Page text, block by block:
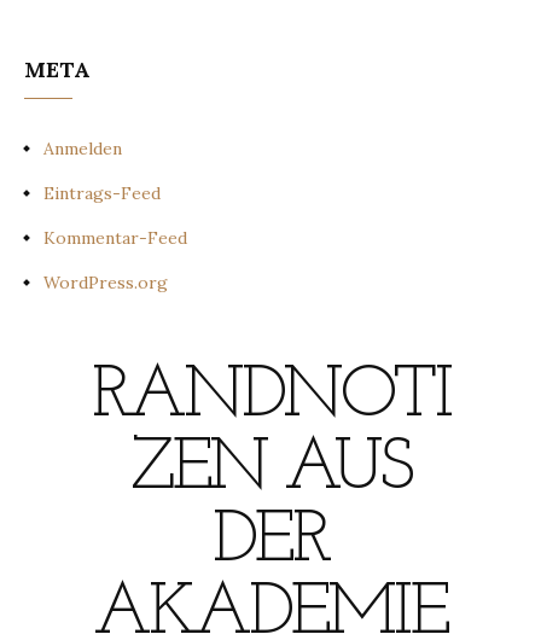
META
Anmelden
Eintrags-Feed
Kommentar-Feed
WordPress.org
RANDNOTI
ZEN AUS
DER
AKADEMIE